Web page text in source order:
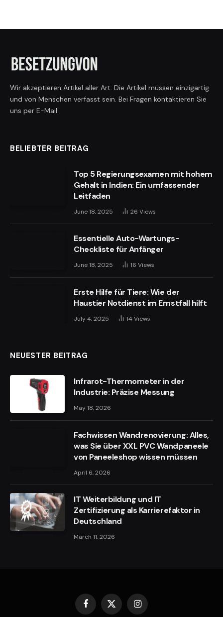
Wir akzeptieren Artikel aller Art. Die Artikel müssen einzigartig
und von Menschen verfasst sein. Bei Fragen kontaktieren Sie
uns per E-Mail.
BELIEBTER BEITRAG
Top 5 Regierungsexamen mit hohem
Gehalt in Indien: Ein umfassender
Leitfaden
June 18, 2025 26 Views
Essentielle Auto-Wartungs-
Checkliste für Anfänger
June 18, 2025 16 Views
Erste Hilfe für Tiere: Wie der
Haustier Notdienst im Ernstfall hilft
July 4, 2025 14 Views
NEUESTER BEITRAG
Infrarot-Thermometer in der
Industrie: Präzise Messung
May 18, 2026
Fachwissen Wandrenovierung: Alles,
was Sie über XXL PVC Wandpaneele
von Paneeleshop wissen müssen
April 6, 2026
IT Weiterbildung und IT
Zertifizierung als Karrierefaktor in
Deutschland
March 11, 2026
Facebook
X
Instagram